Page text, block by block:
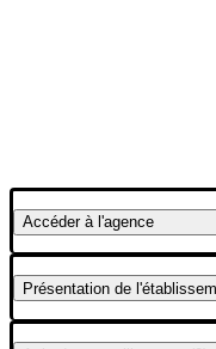
Accéderà l'agence
Présentation de